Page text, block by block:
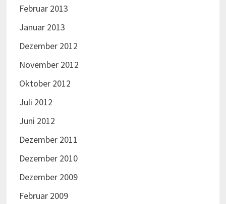
Februar 2013
Januar 2013
Dezember 2012
November 2012
Oktober 2012
Juli 2012
Juni 2012
Dezember 2011
Dezember 2010
Dezember 2009
Februar 2009